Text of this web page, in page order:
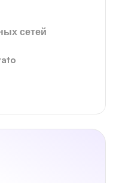
сетей